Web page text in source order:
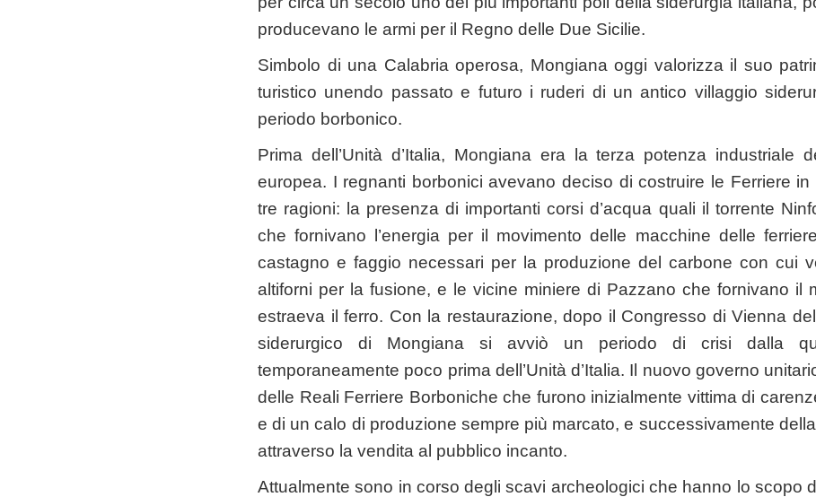
producevano le armi per il Regno delle Due Sicilie.
Simbolo di una Calabria operosa, Mongiana oggi valorizza il suo
turistico unendo passato e futuro i ruderi di un antico villaggio
periodo borbonico.
Prima dell’Unità d’Italia, Mongiana era la terza potenza industriale
europea. I regnanti borbonici avevano deciso di costruire le Ferriere
tre ragioni: la presenza di importanti corsi d’acqua quali il torrente
che fornivano l’energia per il movimento delle macchine delle
castagno e faggio necessari per la produzione del carbone con cui
altiforni per la fusione, e le vicine miniere di Pazzano che fornivano il
estraeva il ferro. Con la restaurazione, dopo il Congresso di Vienna
siderurgico di Mongiana si avviò un periodo di crisi dalla
temporaneamente poco prima dell’Unità d’Italia. Il nuovo governo
delle Reali Ferriere Borboniche che furono inizialmente vittima di
e di un calo di produzione sempre più marcato, e successivamente
attraverso la vendita al pubblico incanto.
Attualmente sono in corso degli scavi archeologici che hanno lo scopo